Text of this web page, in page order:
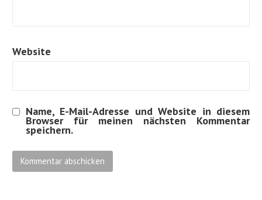
Website
Name, E-Mail-Adresse und Website in diesem
Browser für meinen nächsten Kommentar
speichern.